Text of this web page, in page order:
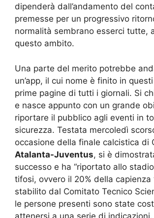
dipenderà dall’andamento del
premesse per un progressivo
normalità sembrano esserci tutte,
questo ambito.
Una parte del merito potrebbe
un’app, il cui nome è finito in
prime pagine di tutti i giornali. Si
e nasce appunto con un grande
riportare il pubblico agli eventi in
sicurezza. Testata mercoledì
occasione della finale calcistica di
Atalanta-Juventus, si è
successo e ha “riportato allo
tifosi, ovvero il 20% della capienza
stabilito dal Comitato Tecnico
le persone presenti sono state
attenersi a una serie di